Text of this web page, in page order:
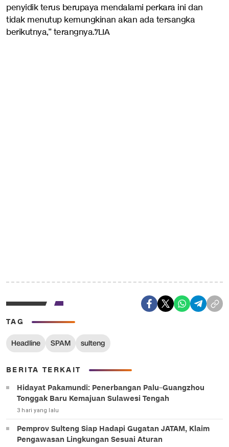
penyidik terus berupaya mendalami perkara ini dan
tidak menutup kemungkinan akan ada tersangka
berikutnya,” terangnya.*/LIA
TAG
Headline SPAM sulteng
BERITA TERKAIT
Hidayat Pakamundi: Penerbangan Palu–Guangzhou
Tonggak Baru Kemajuan Sulawesi Tengah
3 hari yang lalu
Pemprov Sulteng Siap Hadapi Gugatan JATAM, Klaim
Pengawasan Lingkungan Sesuai Aturan